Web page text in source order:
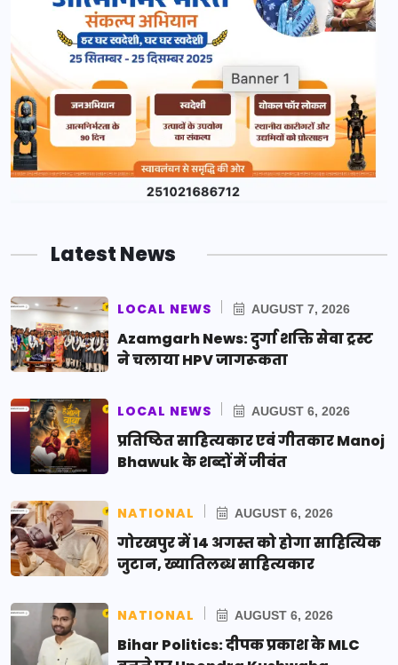
Latest News
LOCAL NEWS AUGUST 7, 2026
Azamgarh News: दुर्गा शक्ति सेवा ट्रस्ट
ने चलाया HPV जागरूकता
LOCAL NEWS AUGUST 6, 2026
प्रतिष्ठित साहित्यकार एवं गीतकार Manoj
Bhawuk के शब्दों में जीवंत
NATIONAL AUGUST 6, 2026
गोरखपुर में 14 अगस्त को होगा साहित्यिक
जुटान, ख्यातिलब्ध साहित्यकार
NATIONAL AUGUST 6, 2026
Bihar Politics: दीपक प्रकाश के MLC